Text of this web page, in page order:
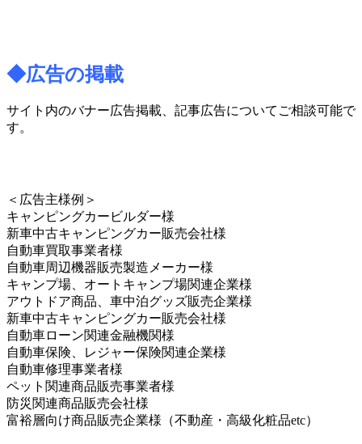
◆広告の掲載
サイト内のバナー広告掲載、記事広告についてご相談可能で
す。
＜広告主様例＞
キャンピングカービルダー様
新車中古キャンピングカー販売会社様
自動車買取事業者様
自動車周辺機器販売製造メーカー様
キャンプ場、オートキャンプ場関連企業様
アウトドア商品、車中泊グッズ販売企業様
新車中古キャンピングカー販売会社様
自動車ローン関連金融機関様
自動車保険、レジャー保険関連企業様
自動車修理事業者様
ペット関連商品販売事業者様
防災関連商品販売会社様
富裕層向け商品販売企業様（不動産・高級化粧品etc）